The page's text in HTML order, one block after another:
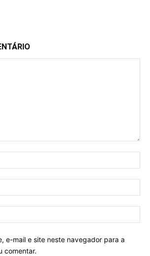
e-mail e site neste navegador para a
comentar.